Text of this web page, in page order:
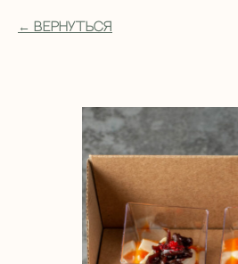
Вернуться